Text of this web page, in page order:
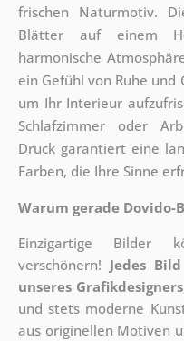
frischen Naturmotiv.
Blätter auf einem
harmonische
ein Gefühl von Ruhe und
um Ihr Interieur
Schlafzimmer oder
Druck garantiert eine
Farben, die Ihre Sinne
Warum gerade Dovido-
Einzigartige Bilder
verschönern! Jedes
unseres Grafikdesigners
und stets moderne
aus originellen Motiven